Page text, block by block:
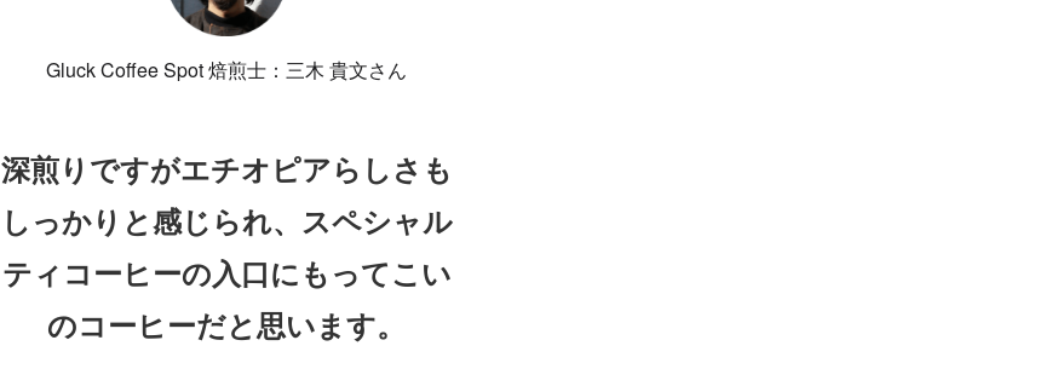
Gluck Coffee Spot 焙煎士：三木 貴文さん
深煎りですがエチオピアらしさも
しっかりと感じられ、スペシャル
ティコーヒーの入口にもってこい
のコーヒーだと思います。